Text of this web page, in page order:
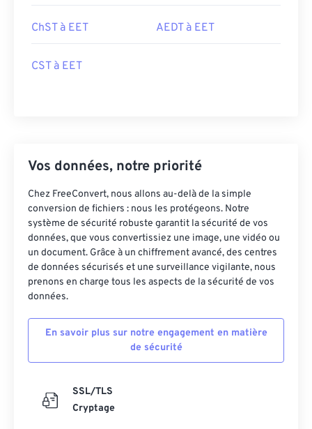
ChST à EET AEDT à EET
CST à EET
Vos données, notre priorité
Chez FreeConvert, nous allons au-delà de la simple
conversion de fichiers : nous les protégeons. Notre
système de sécurité robuste garantit la sécurité de vos
données, que vous convertissiez une image, une vidéo ou
un document. Grâce à un chiffrement avancé, des centres
de données sécurisés et une surveillance vigilante, nous
prenons en charge tous les aspects de la sécurité de vos
données.
En savoir plus sur notre engagement en matière
de sécurité
SSL/TLS
Cryptage